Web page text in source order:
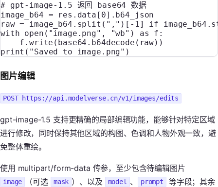
# gpt-image-1.5 返回 base64 数据
image_b64 = res.data[ 0].b64_json
raw = image_b64.split( "," )[ - 1] if
with open ( "image.png" , "wb" ) as f:
    f.write(base64.b64decode(raw))
print ( "Saved to image.png" )
图片编辑
POST https://api.modelverse.cn/v1/images/edits
gpt-image-1.5 支持更精确的局部编辑功能，能够针对特定区域
进行修改，同时保持其他区域的构图、色调和人物外观一致，避
免整体重绘。
使用 multipart/form-data 传参，至少包含待编辑图片
image （可选 mask ）、以及 model 、 prompt
等字段；其余